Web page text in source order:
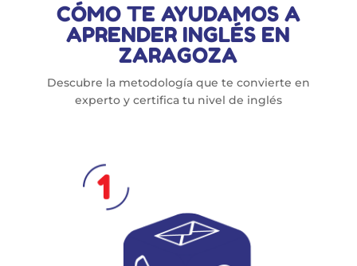
CÓMO TE AYUDAMOS A
APRENDER INGLÉS EN
ZARAGOZA
Descubre la metodología que te convierte en
experto y certifica tu nivel de inglés